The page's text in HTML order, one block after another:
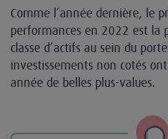
Comme l’année dernière, le
performances en 2022 est la
classe d’actifs au sein du
investissements non cotés
année de belles plus-values.